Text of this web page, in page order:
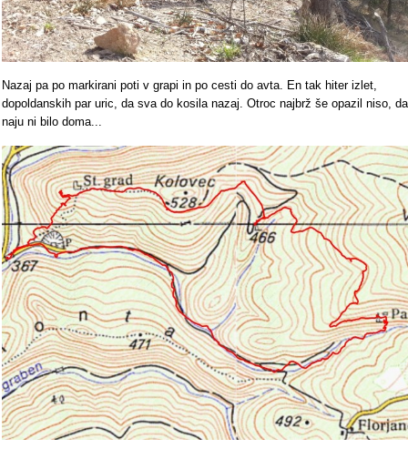
Nazaj pa po markirani poti v grapi in po cesti do avta. En tak hiter izlet,
dopoldanskih par uric, da sva do kosila nazaj. Otroc najbrž še opazil niso, da
naju ni bilo doma...